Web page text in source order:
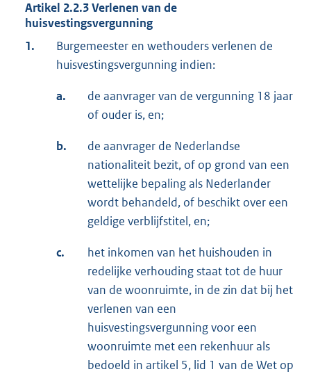
Artikel 2.2.3 Verlenen van de
huisvestingsvergunning
1.
Burgemeester en wethouders verlenen de
huisvestingsvergunning indien:
a.
de aanvrager van de vergunning 18 jaar
of ouder is, en;
b.
de aanvrager de Nederlandse
nationaliteit bezit, of op grond van een
wettelijke bepaling als Nederlander
wordt behandeld, of beschikt over een
geldige verblijfstitel, en;
c.
het inkomen van het huishouden in
redelijke verhouding staat tot de huur
van de woonruimte, in de zin dat bij het
verlenen van een
huisvestingsvergunning voor een
woonruimte met een rekenhuur als
bedoeld in artikel 5, lid 1 van de Wet op